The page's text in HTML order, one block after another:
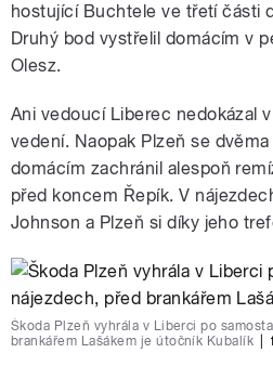
hostující Buchtele ve třetí části
Druhý bod vystřelil domácím v
Olesz.
Ani vedoucí Liberec nedokázal
vedení. Naopak Plzeň se
domácím zachránil alespoň
před koncem Řepík. V
Johnson a Plzeň si díky jeho
Škoda Plzeň vyhrála v Liberci po
brankářem Lašákem je útočník Kubalík